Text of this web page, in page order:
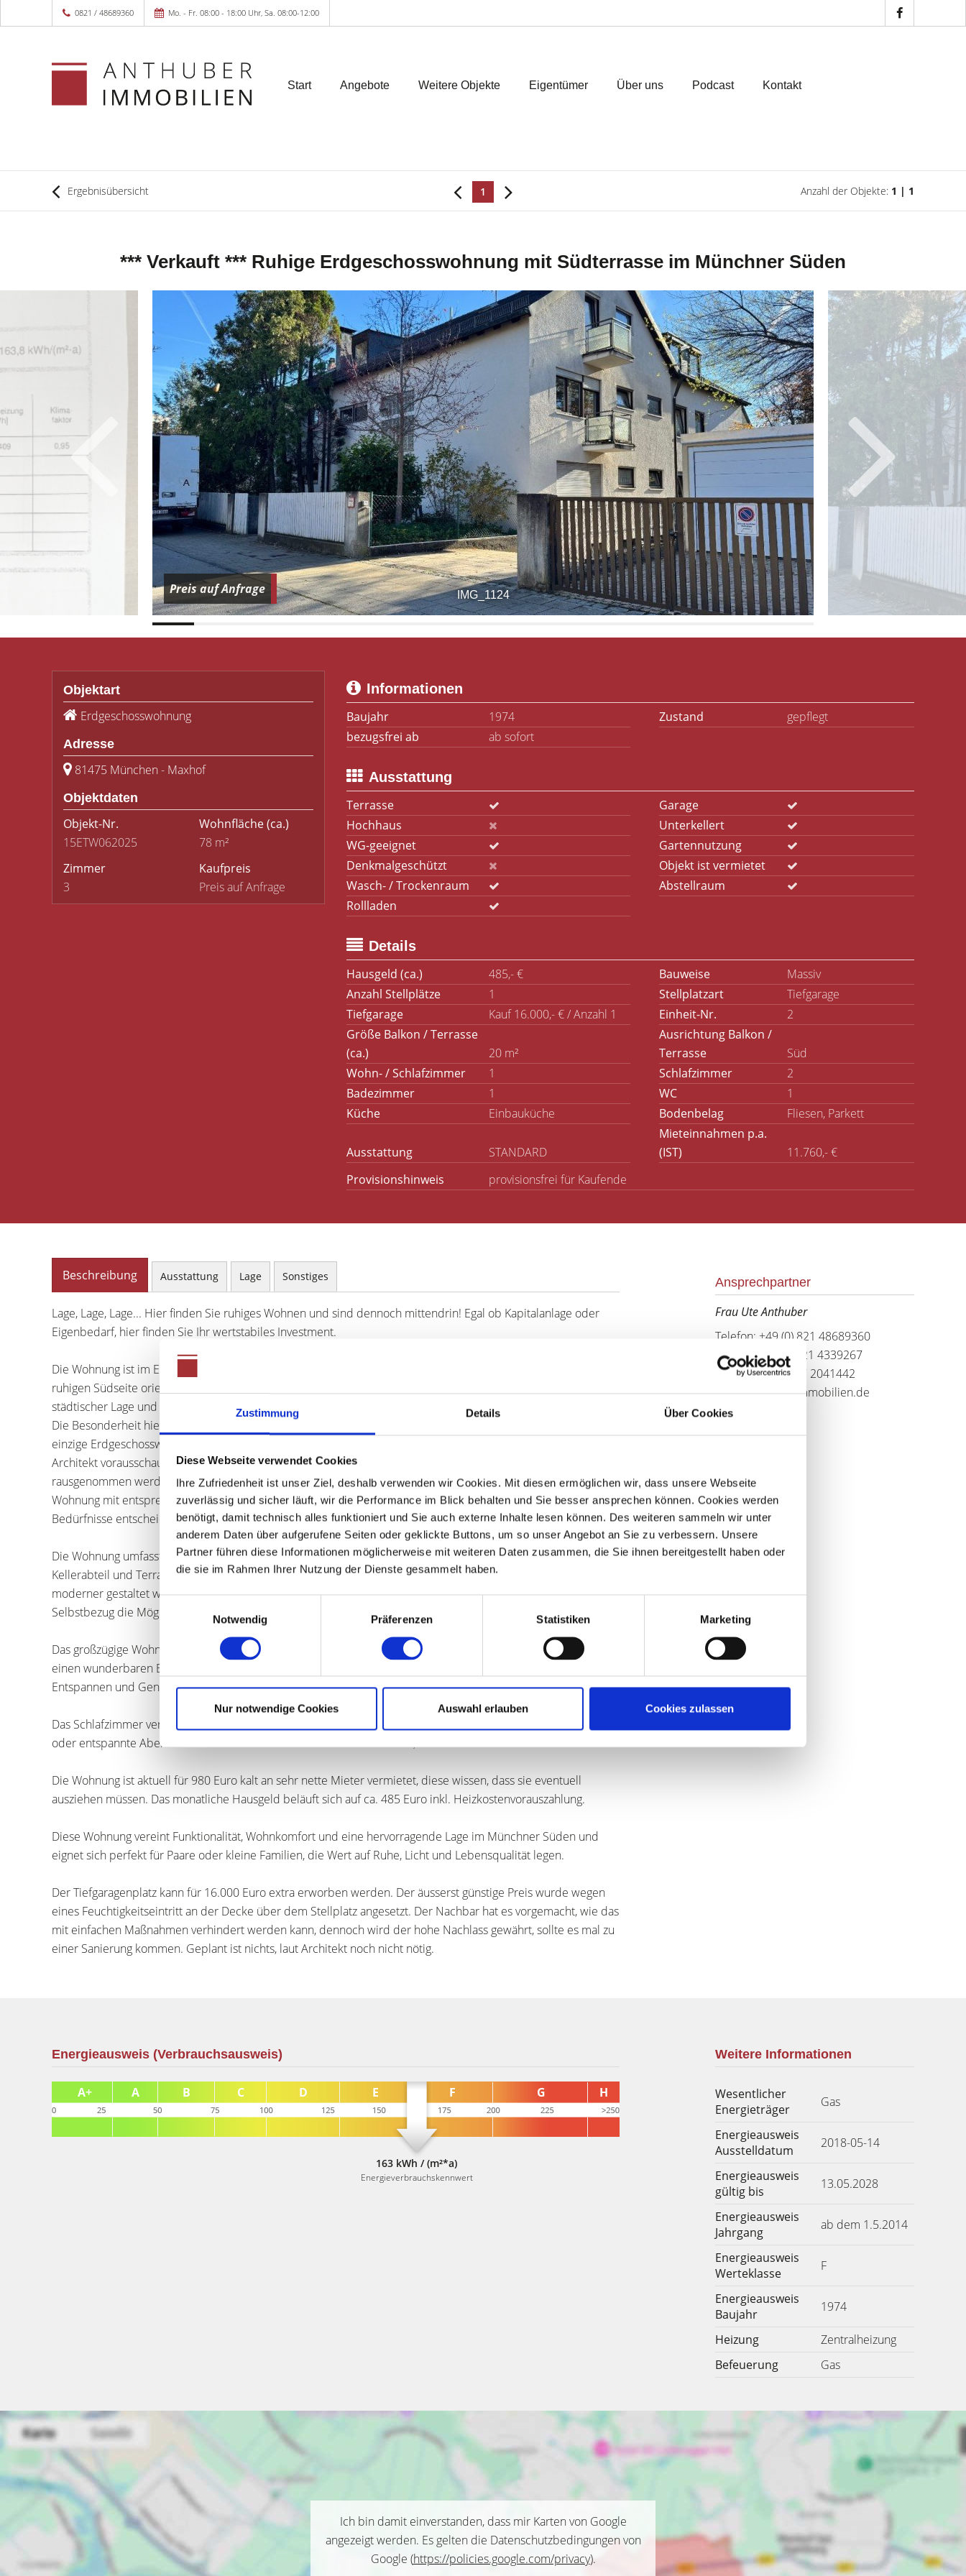
Zustimmung Details Über Cookies
Diese Webseite verwendet Cookies
Ihre Zufriedenheit ist unser Ziel, deshalb verwenden wir Cookies. Mit diesen ermöglichen wir, dass unsere Webseite
zuverlässig und sicher läuft, wir die Performance im Blick behalten und Sie besser ansprechen können. Cookies werden
benötigt, damit technisch alles funktioniert und Sie auch externe Inhalte lesen können. Des weiteren sammeln wir unter
anderem Daten über aufgerufene Seiten oder geklickte Buttons, um so unser Angebot an Sie zu verbessern. Unsere
Partner führen diese Informationen möglicherweise mit weiteren Daten zusammen, die Sie ihnen bereitgestellt haben oder
die sie im Rahmen Ihrer Nutzung der Dienste gesammelt haben.
Notwendig
Präferenzen Statistiken Marketing
Nur notwendige Cookies Auswahl erlauben Cookies zulassen
0821 / 48689360 Mo. - Fr. 08:00 - 18:00 Uhr, Sa. 08:00-12:00
Start Angebote Weitere Objekte Eigentümer Über uns Podcast Kontakt
Ergebnisübersicht 1 Anzahl der Objekte: 1 | 1
*** Verkauft *** Ruhige Erdgeschosswohnung mit Südterrasse im Münchner Süden
IMG_1124
Preis auf Anfrage
Objektart
Erdgeschosswohnung
Adresse
81475 München - Maxhof
Objektdaten
Objekt-Nr.
15ETW062025
Wohnfläche(ca.)
78 m²
Zimmer
3
Kaufpreis
Preis auf Anfrage
Informationen
Baujahr
1974 Zustand
gepflegt
bezugsfrei ab
ab sofort
Ausstattung
Terrasse
Garage
Hochhaus
Unterkellert
WG-geeignet
Gartennutzung
Denkmalgeschützt
Objekt ist vermietet
Wasch- / Trockenraum
Abstellraum
Rollladen
Details
Hausgeld (ca.)
485,- € Bauweise
Massiv
Anzahl Stellplätze
1 Stellplatzart
Tiefgarage
Tiefgarage
Kauf 16.000,- € / Anzahl 1 Einheit-Nr.
2
Größe Balkon / Terrasse
(ca.)
20 m²
Ausrichtung Balkon /
Terrasse
Süd
Wohn- / Schlafzimmer
1 Schlafzimmer
2
Badezimmer
1 WC
1
Küche
Einbauküche Bodenbelag Fliesen, Parkett
Ausstattung STANDARD
Mieteinnahmen p.a.
(IST)
11.760,- €
Provisionshinweis
provisionsfrei für Kaufende
Beschreibung Ausstattung Lage Sonstiges
Lage, Lage, Lage... Hier finden Sie ruhiges Wohnen und sind dennoch mittendrin! Egal ob Kapitalanlage oder
Eigenbedarf, hier finden Sie Ihr wertstabiles Investment.
Die Wohnung ist im Erdgeschoss in einem 8 Familienhaus gelegen, im hinteren Teil des Hauses, nach der
ruhigen Südseite orientiert und somit vom Straßenverkehr abgeschirmt - eine seltene Kombination aus
städtischer Lage und idyllischer Ruhe.
Die Besonderheit hier ist, dass sich die Wohnung über die gesamte Südseite des Hauses erstreckt und als
einzige Erdgeschosswohnung über eine Terrasse und Gartenzugang verfügt. Eine weitere Besonderheit, die der
Architekt vorausschauend geplant hat, ist die flexible Raumgestaltung. Jede Innenwand kann verschoben oder
rausgenommen werden, so dass eine individuelle Raumgestaltung möglich ist. Ob es eine behindertengerechte
Wohnung mit entsprechenden Bad werden soll, oder ein großer Küchen-/Eß-/Wohnzimmerbereich- Ihre
Bedürfnisse entscheiden!
Die Wohnung umfasst insgesamt drei Zimmer sowie Küche, Tageslicht-Badezimmer, Gäste-WC, Abstellraum,
Kellerabteil und Terrasse. Das große Bad mit Doppelwaschbecken und Waschmaschinenplatz kann heller und
moderner gestaltet werden. Gerne vermitteln wir Ihnen hierzu Handwerker. Das gibt Ihnen gerade beim
Selbstbezug die Möglichkeit das Bad nach Ihren Vorstellungen zu gestalten.
Das großzügige Wohn- und Esszimmer bildet das Herzstück der Wohnung und bietet durch die großen Fenster
einen wunderbaren Blick ins Grüne. Von hier aus gelangen Sie direkt auf die großzügige Südterrasse, die zum
Entspannen und Genießen der Sonne einlädt, der Garten kann mitbenutzt werden.
Das Schlafzimmer verfügt ebenfalls über einen direkten Zugang zur Terrasse - ideal für ein Frühstück im Freien
oder entspannte Abendstunden. Ein weiteres Zimmer dient als Kinder-, Gäste- oder Arbeitszimmer.
Die Wohnung ist aktuell für 980 Euro kalt an sehr nette Mieter vermietet, diese wissen, dass sie eventuell
ausziehen müssen. Das monatliche Hausgeld beläuft sich auf ca. 485 Euro inkl. Heizkostenvorauszahlung.
Diese Wohnung vereint Funktionalität, Wohnkomfort und eine hervorragende Lage im Münchner Süden und
eignet sich perfekt für Paare oder kleine Familien, die Wert auf Ruhe, Licht und Lebensqualität legen.
Der Tiefgaragenplatz kann für 16.000 Euro extra erworben werden. Der äusserst günstige Preis wurde wegen
eines Feuchtigkeitseintritt an der Decke über dem Stellplatz angesetzt. Der Nachbar hat es vorgemacht, wie das
mit einfachen Maßnahmen verhindert werden kann, dennoch wird der hohe Nachlass gewährt, sollte es mal zu
einer Sanierung kommen. Geplant ist nichts, laut Architekt noch nicht nötig.
Ansprechpartner
Frau Ute Anthuber
Telefon: +49 (0) 821 48689360
Telefax: +49 (0) 821 4339267
Mobil: +49 (0) 177 2041442
info@anthuber-immobilien.de
Energieausweis (Verbrauchsausweis)
163 kWh / (m²*a)
Energieverbrauchskennwert
Weitere Informationen
Wesentlicher
Energieträger
Gas
Energieausweis
Ausstelldatum
2018-05-14
Energieausweis
gültig bis
13.05.2028
Energieausweis
Jahrgang
ab dem 1.5.2014
Energieausweis
Werteklasse
F
Energieausweis
Baujahr
1974
Heizung
Zentralheizung
Befeuerung
Gas
Ich bin damit einverstanden, dass mir Karten von Google
angezeigt werden. Es gelten die Datenschutzbedingungen von
Google (https://policies.google.com/privacy).